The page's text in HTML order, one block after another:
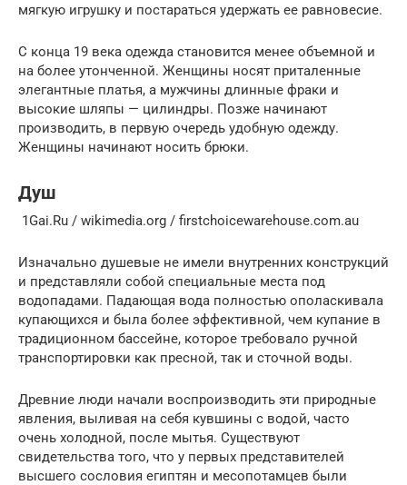
мягкую игрушку и постараться удержать ее равновесие.
С конца 19 века одежда становится менее объемной и
на более утонченной. Женщины носят приталенные
элегантные платья, а мужчины длинные фраки и
высокие шляпы — цилиндры. Позже начинают
производить, в первую очередь удобную одежду.
Женщины начинают носить брюки.
Душ
1Gai.Ru / wikimedia.org / firstchoicewarehouse.com.au
Изначально душевые не имели внутренних конструкций
и представляли собой специальные места под
водопадами. Падающая вода полностью ополаскивала
купающихся и была более эффективной, чем купание в
традиционном бассейне, которое требовало ручной
транспортировки как пресной, так и сточной воды.
Древние люди начали воспроизводить эти природные
явления, выливая на себя кувшины с водой, часто
очень холодной, после мытья. Существуют
свидетельства того, что у первых представителей
высшего сословия египтян и месопотамцев были